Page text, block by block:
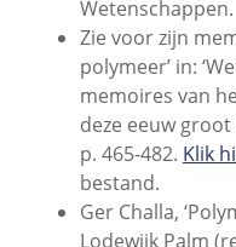
Wetenschappen.
Zie voor zijn
polymeer’ in:
memoires van
deze eeuw groot
p. 465-482. Klik
bestand.
Ger Challa,
Lodewijk Palm